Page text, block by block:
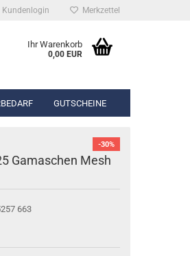
Kundenlogin Merkzettel
Ihr Warenkorb
0,00 EUR
Lammfell-Pads
Winderen Pads
GUTSCHEINE
-30%
Gamaschen Mesh
663